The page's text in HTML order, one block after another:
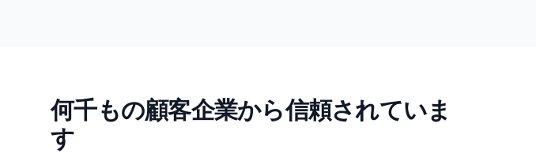
何千もの顧客企業から信頼されていま
す